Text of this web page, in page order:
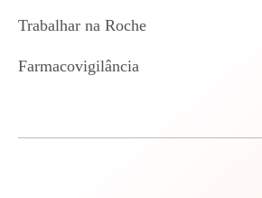
Trabalhar na Roche
Farmacovigilância